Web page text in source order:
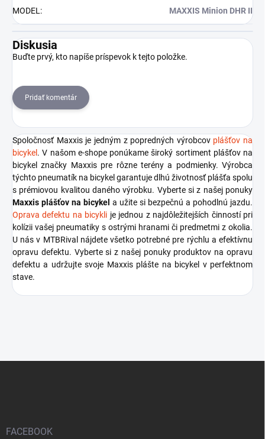
MODEL: MAXXIS Minion DHR II
Diskusia
Buďte prvý, kto napíše príspevok k tejto položke.
Pridať komentár
Spoločnosť Maxxis je jedným z popredných výrobcov plášťov na
bicykel . V našom e-shope ponúkame široký sortiment plášťov na
bicykel značky Maxxis pre rôzne terény a podmienky. Výrobca
týchto pneumatík na bicykel garantuje dlhú životnosť plášťa spolu
s prémiovou kvalitou daného výrobku. Vyberte si z našej ponuky
Maxxis plášťov na bicykel a užite si bezpečnú a pohodlnú jazdu.
Oprava defektu na bicykli je jednou z najdôležitejších činností pri
kolízii vašej pneumatiky s ostrými hranami či predmetmi z okolia.
U nás v MTBRival nájdete všetko potrebné pre rýchlu a efektívnu
opravu defektu. Vyberte si z našej ponuky produktov na opravu
defektu a udržujte svoje Maxxis plášte na bicykel v perfektnom
stave.
FACEBOOK